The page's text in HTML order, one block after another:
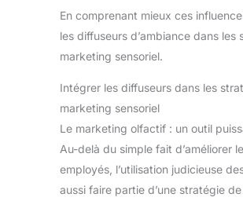
En comprenant mieux ces
les diffuseurs d’ambiance dans les
marketing sensoriel.
Intégrer les diffuseurs dans les
marketing sensoriel
Le marketing olfactif : un outil
Au-delà du simple fait d’améliorer
employés, l’utilisation judicieuse
aussi faire partie d’une stratégie